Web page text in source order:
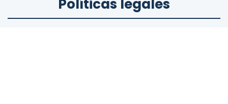
Políticas legales